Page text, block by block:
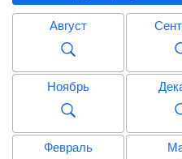
Август
Ноябрь
Февраль